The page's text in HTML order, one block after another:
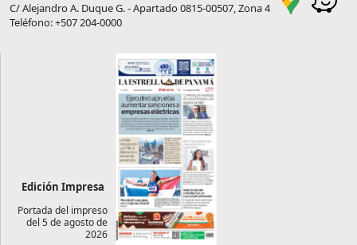
C/ Alejandro A. Duque G. - Apartado 0815-00507, Zona 4
Teléfono: +507 204-0000
Edición Impresa
Portada del impreso
del 5 de agosto de
2026